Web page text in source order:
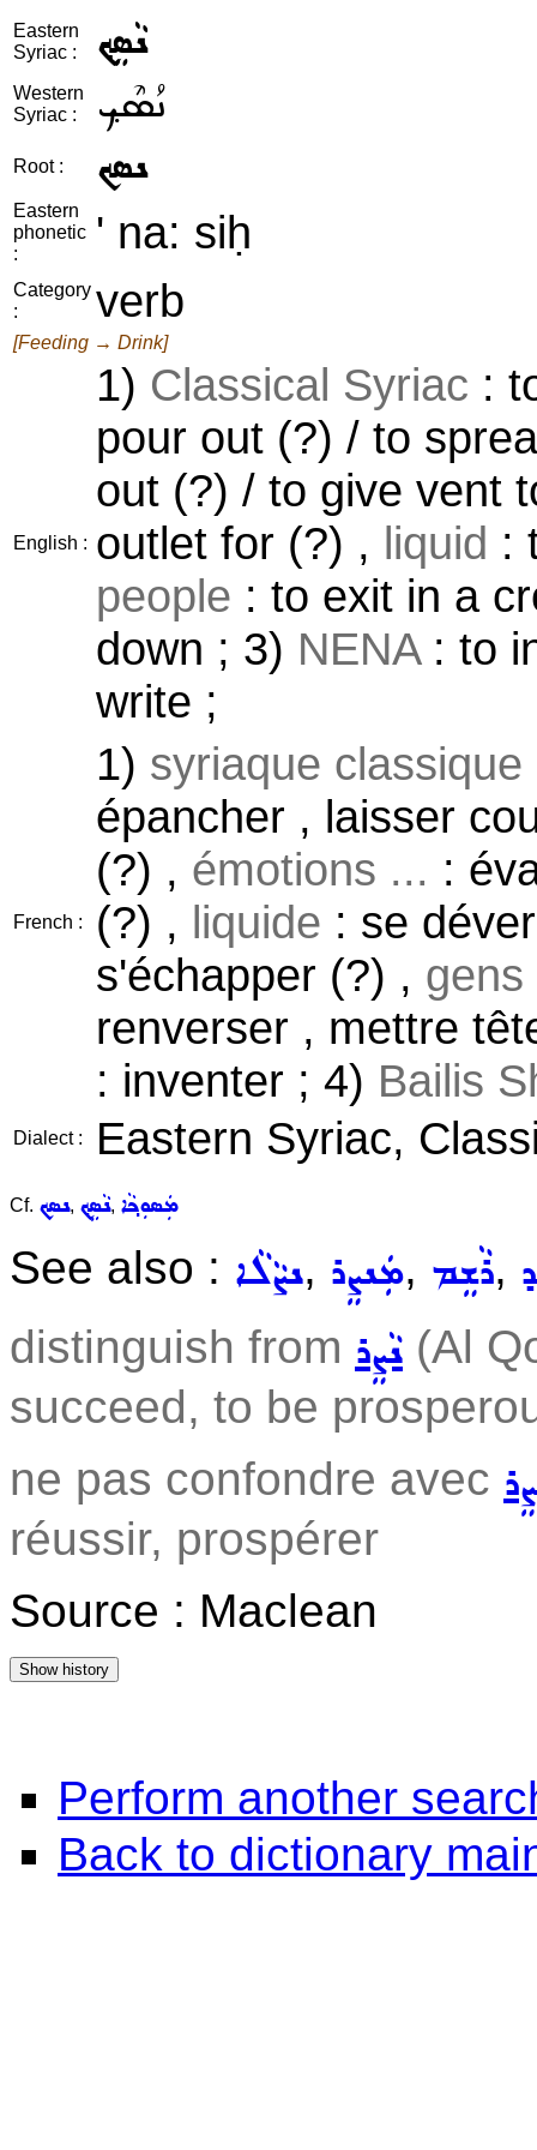
Eastern
Syriac :
ܢܵܣܸܟ݂
Western
Syriac :
ܢܳܣܶܟ݂
Root : ܢܣܟ
Eastern
phonetic
:
' na: siḥ
Category
:
verb
[Feeding → Drink]
English :
1) Classical Syriac :
pour out (?) / to
out (?) / to give vent
outlet for (?) , liquid :
people : to exit in a
down ; 3) NENA: to
write ;
French :
1) syriaque classique
épancher , laisser
(?) , émotions ... :
(?) , liquide : se
s'échapper (?) , gens
renverser , mettre
: inventer ; 4) Bailis
Dialect : Eastern Syriac,
Cf. ܢܣܟ, ܢܵܣܹܟ݂, ܡܲܣܘܼܟ݂ܵܐ
See also : ܢܨܵܠܵܐ, ܡܲܢܨܸܪ, ܪܵܫܸܡ,
distinguish from ܢܵܨܸܪ (Al
succeed, to be
ne pas confondre avec
réussir, prospérer
Source : Maclean
Perform another
Back to dictionary